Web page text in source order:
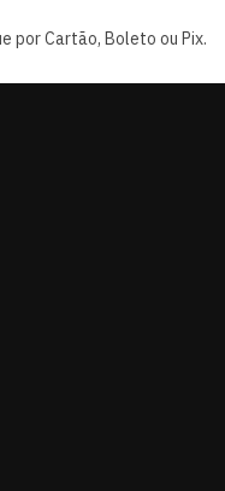
por Cartão, Boleto ou Pix.